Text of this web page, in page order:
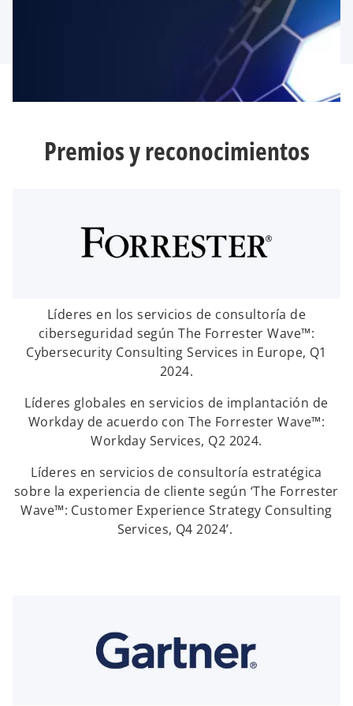
Premios y reconocimientos
Líderes en los servicios de consultoría de
ciberseguridad según The Forrester Wave™:
Cybersecurity Consulting Services in Europe, Q1
2024.
Líderes globales en servicios de implantación de
Workday de acuerdo con The Forrester Wave™:
Workday Services, Q2 2024.
Líderes en servicios de consultoría estratégica
sobre la experiencia de cliente según ‘The Forrester
Wave™: Customer Experience Strategy Consulting
Services, Q4 2024’.